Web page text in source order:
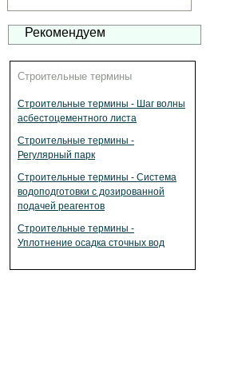
Рекомендуем
Строительные термины
Строительные термины - Шаг волны
асбестоцементного листа
Строительные термины -
Регулярный парк
Строительные термины - Система
водоподготовки с дозированной
подачей реагентов
Строительные термины -
Уплотнение осадка сточных вод